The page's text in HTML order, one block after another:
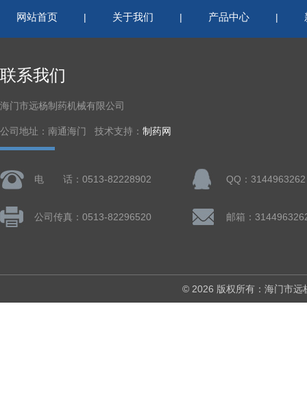
网站首页 | 关于我们 | 产品中心 |
联系我们
海门市远杨制药机械有限公司
公司地址：南通海门 技术支持： 制药网
电 话：0513-82228902 QQ：3144963262
公司传真：0513-82296520 邮箱：
© 2026 版权所有：海门市